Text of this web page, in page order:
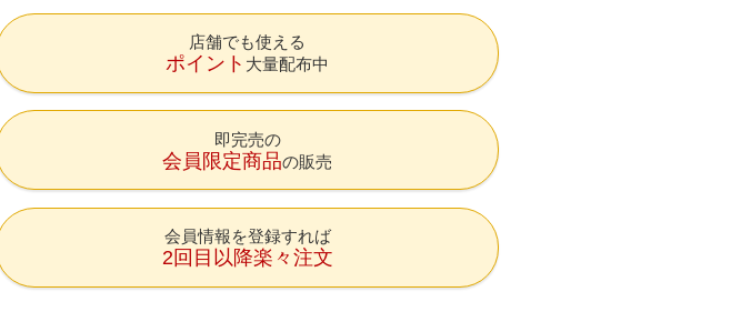
店舗でも使える
ポイント 大量配布中
即完売の
会員限定商品の販売
会員情報を登録すれば
2回目以降楽々注文